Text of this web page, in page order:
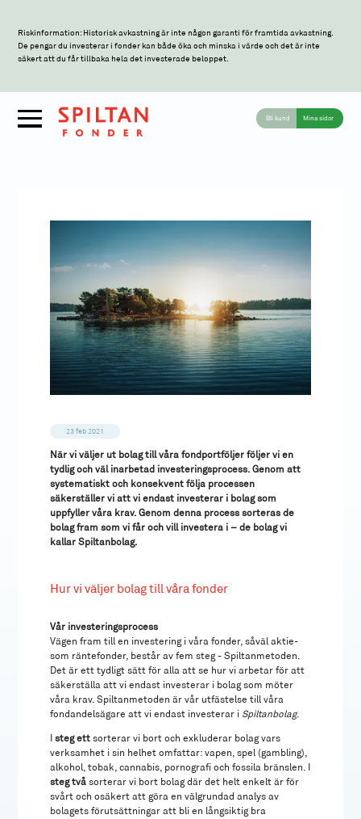
Riskinformation: Historisk avkastning är inte någon garanti för framtida avkastning.
De pengar du investerar i fonder kan både öka och minska i värde och det är inte
säkert att du får tillbaka hela det investerade beloppet.
Bli kund Mina sidor
23 feb 2021
När vi väljer ut bolag till våra fondportföljer följer vi en
tydlig och väl inarbetad investeringsprocess. Genom att
systematiskt och konsekvent följa processen
säkerställer vi att vi endast investerar i bolag som
uppfyller våra krav. Genom denna process sorteras de
bolag fram som vi får och vill investera i – de bolag vi
kallar Spiltanbolag.
Hur vi väljer bolag till våra fonder
Vår investeringsprocess
Vägen fram till en investering i våra fonder, såväl aktie-
som räntefonder, består av fem steg - Spiltanmetoden.
Det är ett tydligt sätt för alla att se hur vi arbetar för att
säkerställa att vi endast investerar i bolag som möter
våra krav. Spiltanmetoden är vår utfästelse till våra
fondandelsägare att vi endast investerar i Spiltanbolag.
Isteg ett sorterar vi bort och exkluderar bolag vars
verksamhet i sin helhet omfattar: vapen, spel (gambling),
alkohol, tobak, cannabis, pornografi och fossila bränslen. I
steg två sorterar vi bort bolag där det helt enkelt är för
svårt och osäkert att göra en välgrundad analys av
bolagets förutsättningar att bli en långsiktig bra